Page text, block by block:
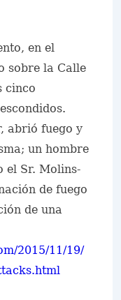
en el
sobre la Calle
cinco
abrió fuego y
un hombre
el Sr. Molins-
de fuego
de una
2015/11/19/